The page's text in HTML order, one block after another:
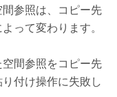
参照は、コピー先
って変わります。
間参照をコピー先
付け操作に失敗し